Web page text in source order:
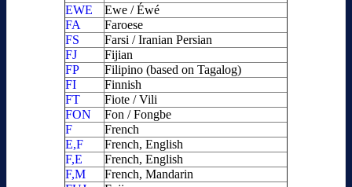
EWE
Ewe / Éwé
FA
Faroese
FS
Farsi / Iranian Persian
FJ
Fijian
FP
Filipino (based on Tagalog)
FI
Finnish
FT
Fiote / Vili
FON
Fon / Fongbe
F
French
E,F
French, English
F,E
French, English
F,M
French, Mandarin